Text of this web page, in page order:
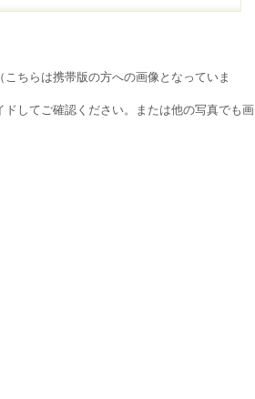
ちらは携帯版の方への画像となっていま
してご確認ください。または他の写真でも画